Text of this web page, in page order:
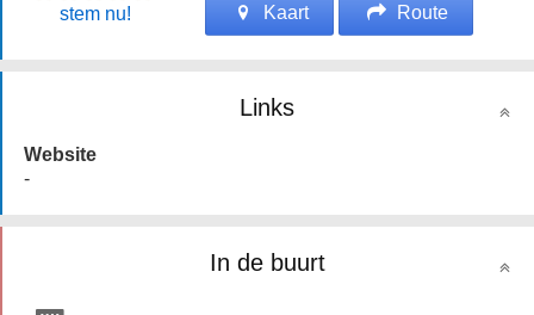
stem nu! Kaart Route
Links
Website
-
In de buurt